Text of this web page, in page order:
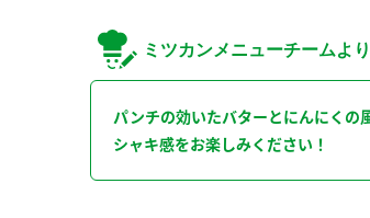
ミツカンメニューチームより
パンチの効いたバターとにんにくの
シャキ感をお楽しみください！